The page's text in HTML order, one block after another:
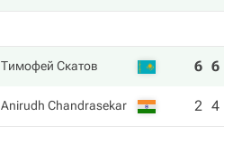
Тимофей Скатов 6 6
Anirudh Chandrasekar 2 4